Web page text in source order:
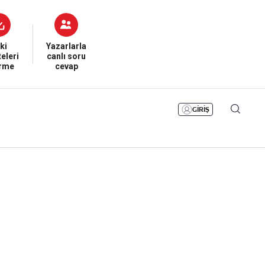
Yazarlarla
canlı soru
cevap
GİRİŞ
Namaz Vakitleri
Sesli Yayınlar